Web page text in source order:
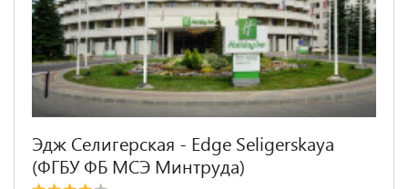
Эдж Селигерская - Edge Seligerskaya
(ФГБУ ФБ МСЭ Минтруда)